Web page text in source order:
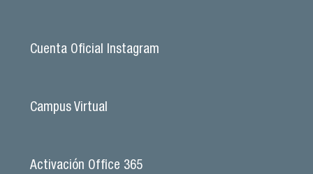
Cuenta Oficial Instagram
Campus Virtual
Activación Office 365